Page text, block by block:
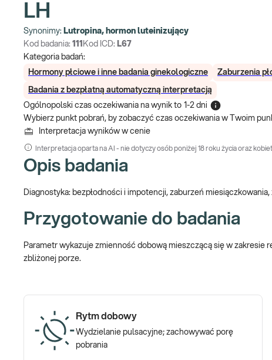
LH
Synonimy: Lutropina, hormon luteinizujący
Kod badania: 111 Kod ICD: L67
Kategoria badań:
Hormony płciowe i inne badania ginekologiczne
Zaburzenia
Badania z bezpłatną automatyczną interpretacją
Ogólnopolski czas oczekiwania na wynik to 1-2 dni
Wybierz punkt pobrań, by zobaczyć czas oczekiwania w Twoim
Interpretacja wyników w cenie
Interpretacja oparta na AI - nie dotyczy osób poniżej 18 roku życia oraz
Opis badania
Diagnostyka: bezpłodności i impotencji, zaburzeń
Przygotowanie do badania
Parametr wykazuje zmienność dobową mieszczącą się w
zbliżonej porze.
Rytm dobowy
Wydzielanie pulsacyjne; zachowywać porę
pobrania